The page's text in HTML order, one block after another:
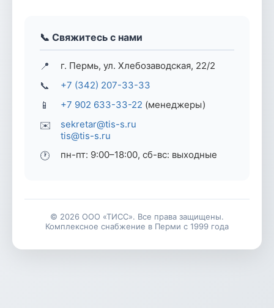
📞 Свяжитесь с нами
📍 г. Пермь, ул. Хлебозаводская, 22/2
📞 +7 (342) 207-33-33
📱 +7 902 633-33-22 (менеджеры)
✉️
sekretar@tis-s.ru
tis@tis-s.ru
🕐 пн-пт: 9:00–18:00, сб-вс: выходные
© 2026 ООО «ТИСС». Все права защищены.
Комплексное снабжение в Перми с 1999 года